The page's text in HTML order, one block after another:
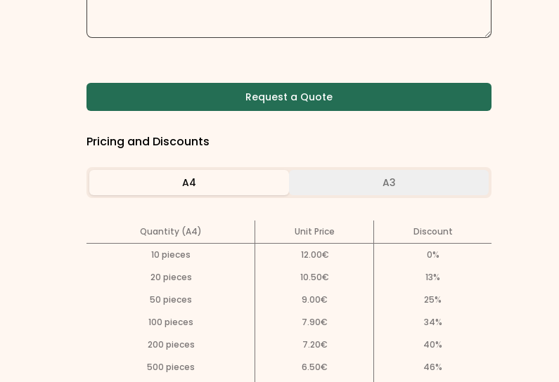
Request a Quote
Pricing and Discounts
A4 A3
Quantity (A4) Unit Price
Discount
10 pieces 12.00€ 0%
20 pieces 10.50€ 13%
50 pieces 9.00€ 25%
100 pieces 7.90€ 34%
200 pieces 7.20€ 40%
500 pieces 6.50€ 46%